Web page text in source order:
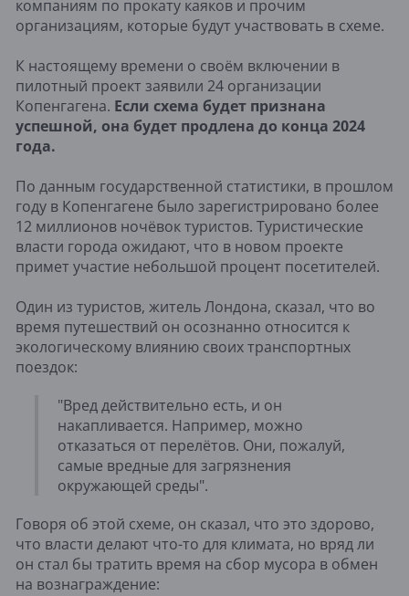
компаниям по прокату каяков и прочим
организациям, которые будут участвовать в схеме.
К настоящему времени о своём включении в
пилотный проект заявили 24 организации
Копенгагена. Если схема будет признана
успешной, она будет продлена до конца 2024
года.
По данным государственной статистики, в прошлом
году в Копенгагене было зарегистрировано более
12 миллионов ночёвок туристов. Туристические
власти города ожидают, что в новом проекте
примет участие небольшой процент посетителей.
Один из туристов, житель Лондона, сказал, что во
время путешествий он осознанно относится к
экологическому влиянию своих транспортных
поездок:
"Вред действительно есть, и он
накапливается. Например, можно
отказаться от перелётов. Они, пожалуй,
самые вредные для загрязнения
окружающей среды".
Говоря об этой схеме, он сказал, что это здорово,
что власти делают что-то для климата, но вряд ли
он стал бы тратить время на сбор мусора в обмен
на вознаграждение: